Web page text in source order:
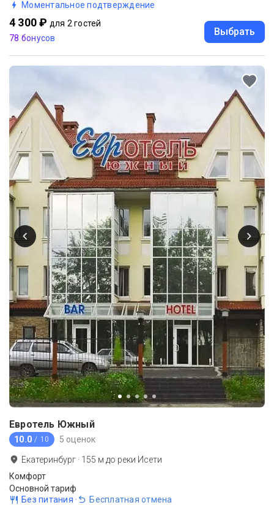
Моментальное подтверждение
4 300 ₽ для 2 гостей
78 бонусов
Выбрать
Евротель Южный
10.0 / 10 5 оценок
Екатеринбург · 155 м до реки Исети
Комфорт
Основной тариф
Без питания ·
Бесплатная отмена